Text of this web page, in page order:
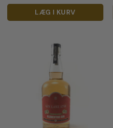
LÆG I KURV